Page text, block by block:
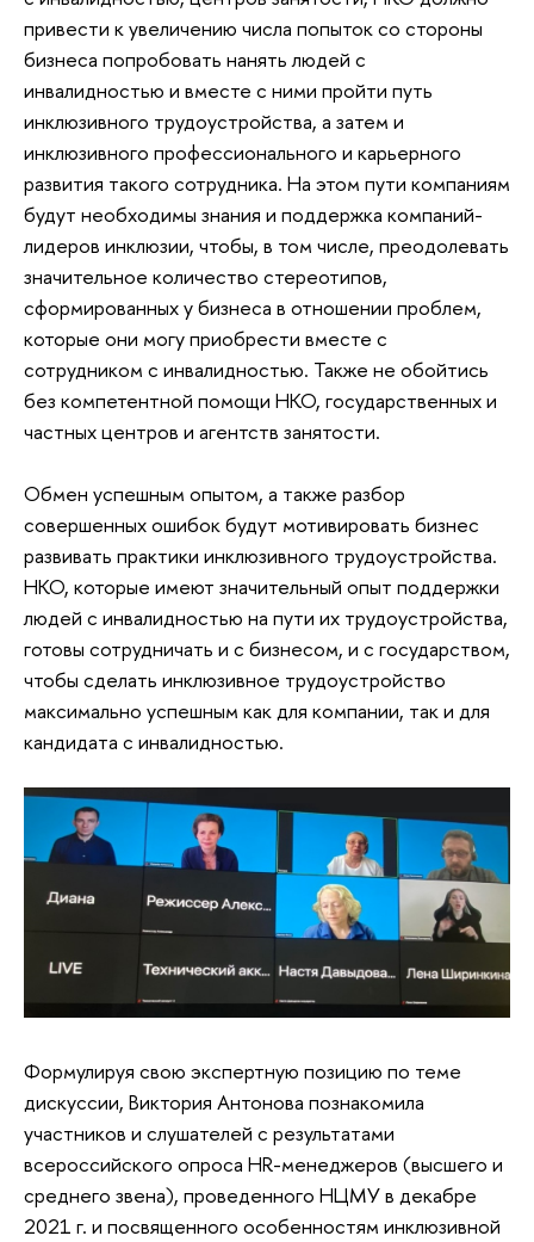
привести к увеличению числа попыток со стороны
бизнеса попробовать нанять людей с
инвалидностью и вместе с ними пройти путь
инклюзивного трудоустройства, а затем и
инклюзивного профессионального и карьерного
развития такого сотрудника. На этом пути компаниям
будут необходимы знания и поддержка компаний-
лидеров инклюзии, чтобы, в том числе, преодолевать
значительное количество стереотипов,
сформированных у бизнеса в отношении проблем,
которые они могу приобрести вместе с
сотрудником с инвалидностью. Также не обойтись
без компетентной помощи НКО, государственных и
частных центров и агентств занятости.
Обмен успешным опытом, а также разбор
совершенных ошибок будут мотивировать бизнес
развивать практики инклюзивного трудоустройства.
НКО, которые имеют значительный опыт поддержки
людей с инвалидностью на пути их трудоустройства,
готовы сотрудничать и с бизнесом, и с государством,
чтобы сделать инклюзивное трудоустройство
максимально успешным как для компании, так и для
кандидата с инвалидностью.
Формулируя свою экспертную позицию по теме
дискуссии, Виктория Антонова познакомила
участников и слушателей с результатами
всероссийского опроса HR-менеджеров (высшего и
среднего звена), проведенного НЦМУ в декабре
2021 г. и посвященного особенностям инклюзивной